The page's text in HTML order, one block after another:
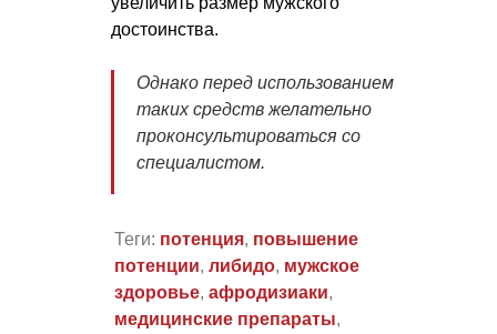
достоинства.
Однако перед использованием
таких средств желательно
проконсультироваться со
специалистом.
Теги: потенция, повышение
потенции, либидо, мужское
здоровье, афродизиаки,
медицинские препараты,